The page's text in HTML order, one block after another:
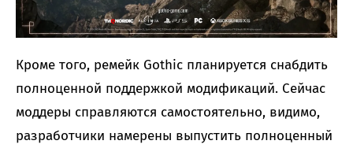
Кроме того, ремейк Gothic планируется снабдить
полноценной поддержкой модификаций. Сейчас
моддеры справляются самостоятельно, видимо,
разработчики намерены выпустить полноценный